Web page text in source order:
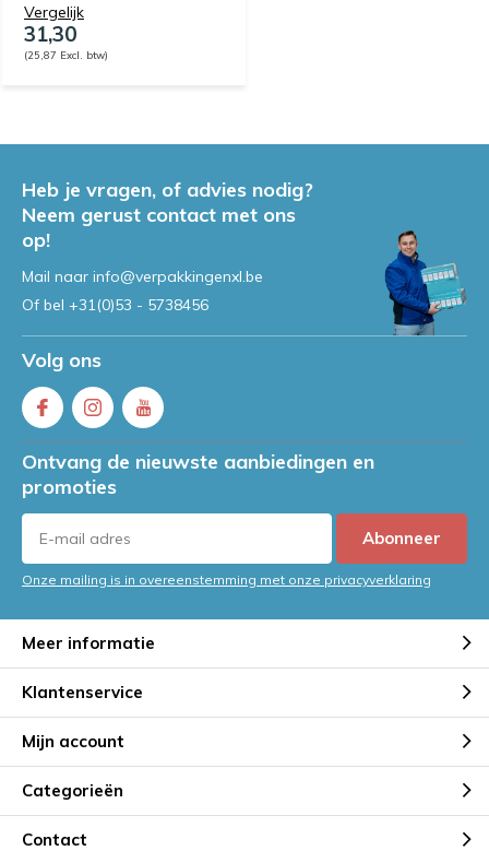
Vergelijk
31,30
(25,87 Excl. btw)
Heb je vragen, of advies nodig?
Neem gerust contact met ons
op!
Mail naar info@verpakkingenxl.be
Of bel +31(0)53 - 5738456
Volg ons
Ontvang de nieuwste aanbiedingen en
promoties
Abonneer
Onze mailing is in overeenstemming met onze privacyverklaring
Meer informatie
Klantenservice
Mijn account
Categorieën
Contact